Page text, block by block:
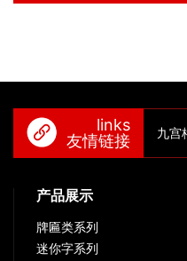
links
友情链接
九宫
产品展示
牌匾类系列
迷你字系列